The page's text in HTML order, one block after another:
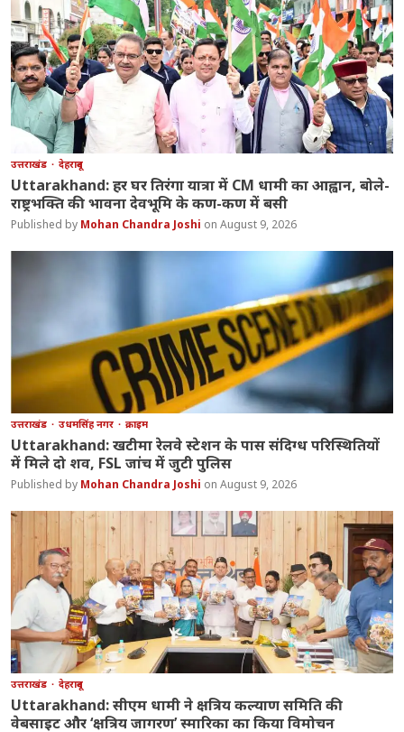
उत्तराखंड देहरादून
Uttarakhand: हर घर तिरंगा यात्रा में CM धामी का आह्वान, बोले-
राष्ट्रभक्ति की भावना देवभूमि के कण-कण में बसी
Mohan Chandra Joshi August 9, 2026
उत्तराखंड उधमसिंह नगर क्राइम
Uttarakhand: खटीमा रेलवे स्टेशन के पास संदिग्ध परिस्थितियों
में मिले दो शव, FSL जांच में जुटी पुलिस
Mohan Chandra Joshi August 9, 2026
उत्तराखंड देहरादून
Uttarakhand: सीएम धामी ने क्षत्रिय कल्याण समिति की
वेबसाइट और ‘क्षत्रिय जागरण’ स्मारिका का किया विमोचन